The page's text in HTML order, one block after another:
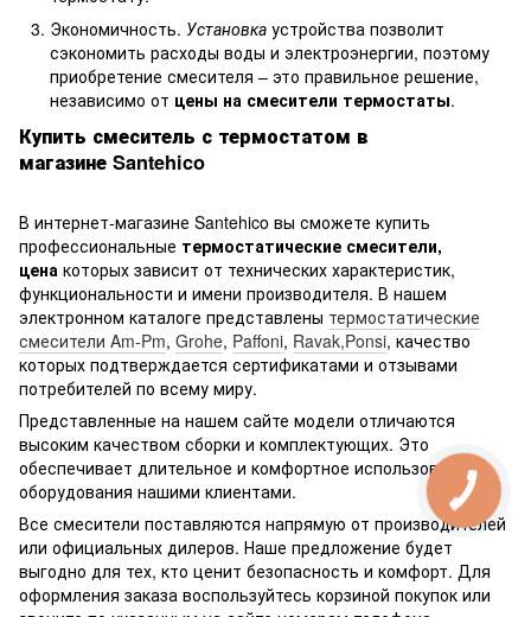
Экономичность. Установка устройства позволит
сэкономить расходы воды и электроэнергии, поэтому
приобретение смесителя – это правильное решение,
независимо от цены на смесители термостаты.
Купить смеситель с термостатом в
магазине Santehico
В интернет-магазине Santehico вы сможете купить
профессиональные термостатические смесители,
цена которых зависит от технических характеристик,
функциональности и имени производителя. В нашем
электронном каталоге представлены термостатические
смесители Am-Pm, Grohe, Paffoni, Ravak,Ponsi, качество
которых подтверждается сертификатами и отзывами
потребителей по всему миру.
Представленные на нашем сайте модели отличаются
высоким качеством сборки и комплектующих. Это
обеспечивает длительное и комфортное использование
оборудования нашими клиентами.
Все смесители поставляются напрямую от производителей
или официальных дилеров. Наше предложение будет
выгодно для тех, кто ценит безопасность и комфорт. Для
оформления заказа воспользуйтесь корзиной покупок или